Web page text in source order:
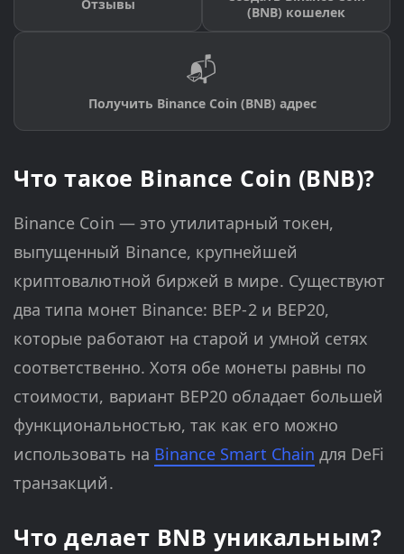
Отзывы
(BNB) кошелек
📬
Получить Binance Coin (BNB) адрес
Что такое Binance Coin (BNB)?
Binance Coin — это утилитарный токен,
выпущенный Binance, крупнейшей
криптовалютной биржей в мире. Существуют
два типа монет Binance: BEP-2 и BEP20,
которые работают на старой и умной сетях
соответственно. Хотя обе монеты равны по
стоимости, вариант BEP20 обладает большей
функциональностью, так как его можно
использовать на Binance Smart Chain для DeFi
транзакций.
Что делает BNB уникальным?